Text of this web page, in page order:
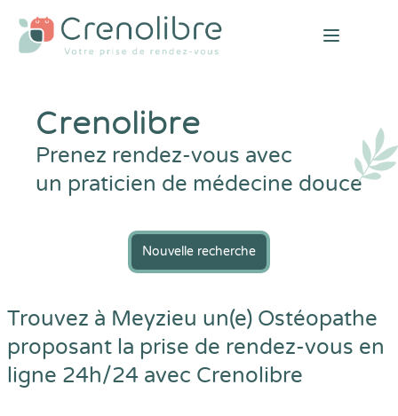
Open
Crenolibre
Prenez rendez-vous avec
un praticien de médecine douce
Nouvelle recherche
Trouvez à Meyzieu un(e) Ostéopathe
proposant la prise de rendez-vous en
ligne 24h/24 avec Crenolibre